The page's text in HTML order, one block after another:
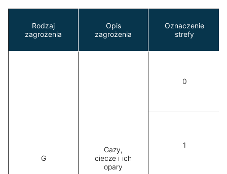
Rodzaj
zagrożenia
Opis
zagrożenia
Oznaczenie
strefy
G
Gazy,
ciecze i ich
opary
0
1